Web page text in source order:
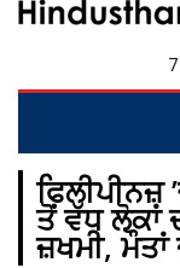
ਫਿਲੀਪੀਨਜ਼
ਤੋਂ ਵੱਧ ਲੋਕਾਂ
ਜ਼ਖਮੀ, ਮੌਤਾਂ